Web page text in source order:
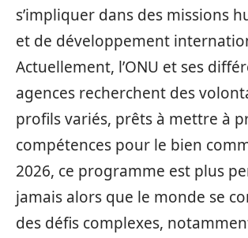
s’impliquer dans des missions
et de développement
Actuellement, l’ONU et ses
agences recherchent des
profils variés, prêts à mettre à
compétences pour le bien
2026, ce programme est plus
jamais alors que le monde se
des défis complexes,